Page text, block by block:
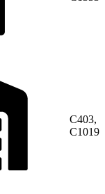
C403,
C1019